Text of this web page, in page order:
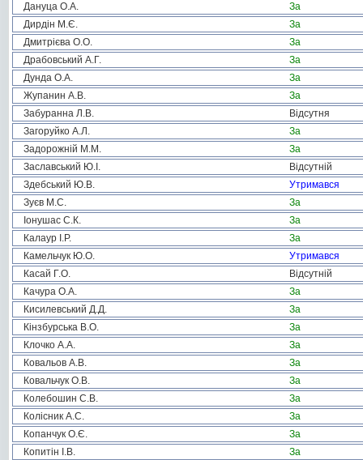
Дануца О.А.
За
Дирдін М.Є.
За
Дмитрієва О.О.
За
Драбовський А.Г.
За
Дунда О.А.
За
Жупанин А.В.
За
Забуранна Л.В.
Відсутня
Загоруйко А.Л.
За
Задорожній М.М.
За
Заславський Ю.І.
Відсутній
Здебський Ю.В.
Утримався
Зуєв М.С.
За
Іонушас С.К.
За
Калаур І.Р.
За
Камельчук Ю.О.
Утримався
Касай Г.О.
Відсутній
Качура О.А.
За
Кисилевський Д.Д.
За
Кінзбурська В.О.
За
Клочко А.А.
За
Ковальов А.В.
За
Ковальчук О.В.
За
Колебошин С.В.
За
Колісник А.С.
За
Копанчук О.Є.
За
Копитін І.В.
За